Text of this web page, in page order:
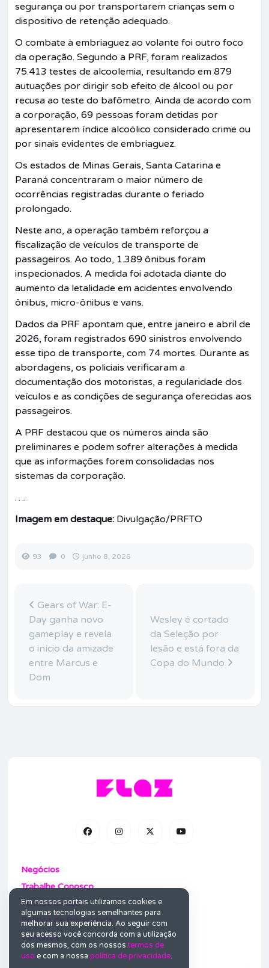
segurança ou por transportarem crianças sem o
dispositivo de retenção adequado.
O combate à embriaguez ao volante foi outro foco
da operação. Segundo a PRF, foram realizados
75.413 testes de alcoolemia, resultando em 879
autuações por dirigir sob efeito de álcool ou por
recusa ao teste do bafômetro. Ainda de acordo com
a corporação, 69 pessoas foram detidas por
apresentarem índice alcoólico considerado crime ou
por sinais evidentes de embriaguez.
Os estados de Minas Gerais, Santa Catarina e
Paraná concentraram o maior número de
ocorrências registradas durante o feriado
prolongado.
Neste ano, a operação também reforçou a
fiscalização de veículos de transporte de
passageiros. Ao todo, 1.389 ônibus foram
inspecionados. A medida foi adotada diante do
aumento da letalidade em acidentes envolvendo
ônibus, micro-ônibus e vans.
Dados da PRF apontam que, entre janeiro e abril de
2026, foram registrados 690 sinistros envolvendo
esse tipo de transporte, com 74 mortes. Durante as
abordagens, os policiais verificaram a
documentação dos motoristas, a regularidade dos
veículos e as condições de segurança oferecidas aos
passageiros.
A PRF destacou que os números ainda são
preliminares e podem sofrer alterações à medida
que as informações forem consolidadas nos
sistemas da corporação.
….
Imagem em destaque: Divulgação/PRFTO
93 0 junho 8, 2026
Gears of War: E-
Day ganha novo
gameplay e revela
o início da amizade
entre Marcus e
Dom
Wesley é cortado
da Seleção por
lesão e está fora da
Copa do Mundo
Negócios
Trabalhe Conosco
Termos de uso
Política de Privacidade
Contatos
Em nossos portais utilizamos cookies e
algumas tecnologias semelhantes para
melhorar sua experiência. Ao seguir com
seu acesso você concorda com a utilização
dos mesmos, com os nossos termos de
uso e com a nossa política de privacidade.